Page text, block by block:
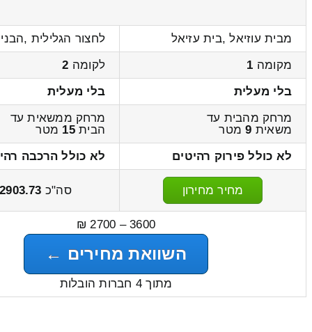
מבית עוזיאל ,בית עזיאל
לחצור הגלילית
מקומה 1 לקומה 2
בלי מעלית
בלי מעלית
מרחק מהבית עד
משאית 9מטר
מרחק ממשאית עד
הבית15 מטר
לא כולל פירוק רהיטים
לא כולל הרכבה
מחיר מחירון סה"כ 2903.73
3600 – 2700 ₪
השוואת מחירים ←
מתוך 4 חברות הובלות